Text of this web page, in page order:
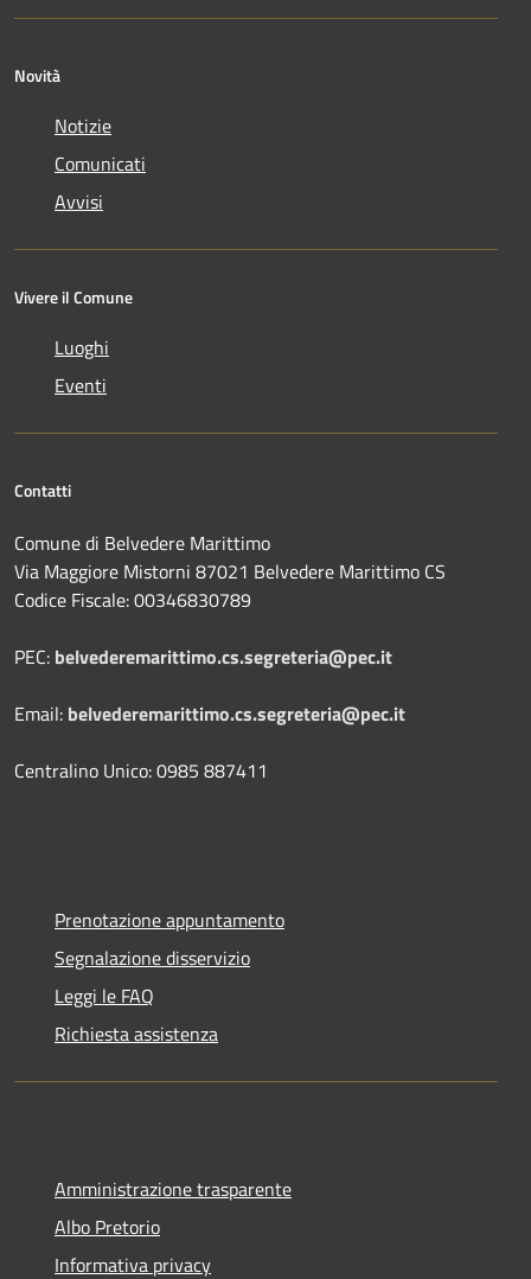
Novità
Notizie
Comunicati
Avvisi
Vivere il Comune
Luoghi
Eventi
Contatti
Comune di Belvedere Marittimo
Via Maggiore Mistorni 87021 Belvedere Marittimo CS
Codice Fiscale: 00346830789
PEC: belvederemarittimo.cs.segreteria@pec.it
Email: belvederemarittimo.cs.segreteria@pec.it
Centralino Unico: 0985 887411
Prenotazione appuntamento
Segnalazione disservizio
Leggi le FAQ
Richiesta assistenza
Amministrazione trasparente
Albo Pretorio
Informativa privacy